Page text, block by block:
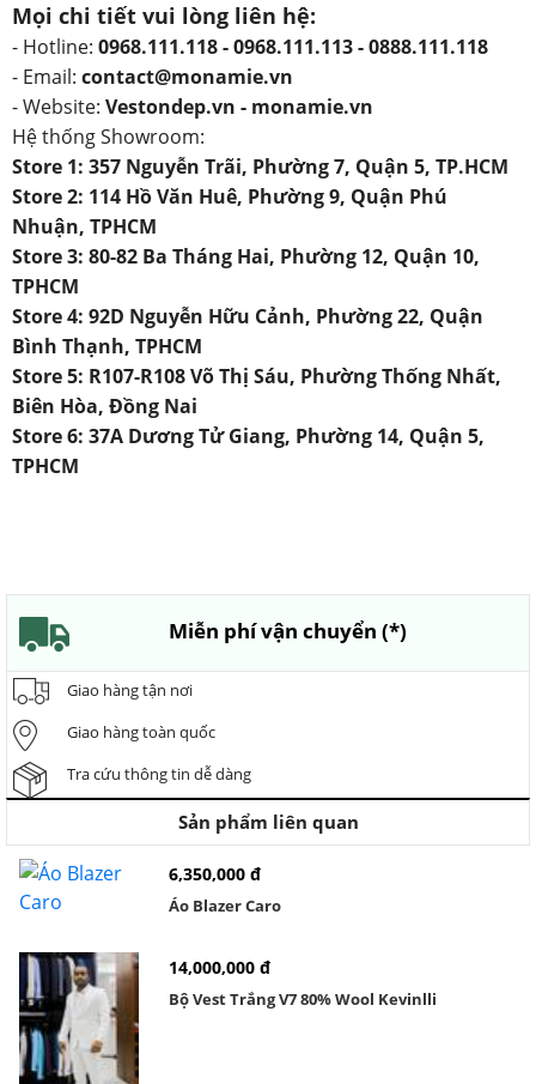
Mọi chi tiết vui lòng liên hệ:
- Hotline: 0968.111.118 - 0968.111.113 - 0888.111.118
- Email: contact@monamie.vn
- Website: Vestondep.vn - monamie.vn
Hệ thống Showroom:
Store 1: 357 Nguyễn Trãi, Phường 7, Quận 5, TP.HCM
Store 2: 114 Hồ Văn Huê, Phường 9, Quận Phú
Nhuận, TPHCM
Store 3: 80-82 Ba Tháng Hai, Phường 12, Quận 10,
TPHCM
Store 4: 92D Nguyễn Hữu Cảnh, Phường 22, Quận
Bình Thạnh, TPHCM
Store 5: R107-R108 Võ Thị Sáu, Phường Thống Nhất,
Biên Hòa, Đồng Nai
Store 6: 37A Dương Tử Giang, Phường 14, Quận 5,
TPHCM
Miễn phí vận chuyển (*)
Giao hàng tận nơi
Giao hàng toàn quốc
Tra cứu thông tin dễ dàng
Sản phẩm liên quan
6,350,000 đ
Áo Blazer Caro
14,000,000 đ
Bộ Vest Trắng V7 80% Wool Kevinlli